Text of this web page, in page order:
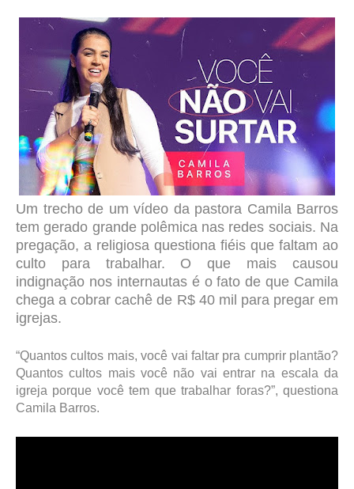
Um trecho de um vídeo da pastora Camila Barros
tem gerado grande polêmica nas redes sociais. Na
pregação, a religiosa questiona fiéis que faltam ao
culto para trabalhar. O que mais causou
indignação nos internautas é o fato de que Camila
chega a cobrar cachê de R$ 40 mil para pregar em
igrejas.
“Quantos cultos mais, você vai faltar pra cumprir plantão?
Quantos cultos mais você não vai entrar na escala da
igreja porque você tem que trabalhar foras?”, questiona
Camila Barros.